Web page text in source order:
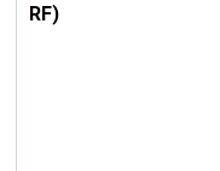
RF)